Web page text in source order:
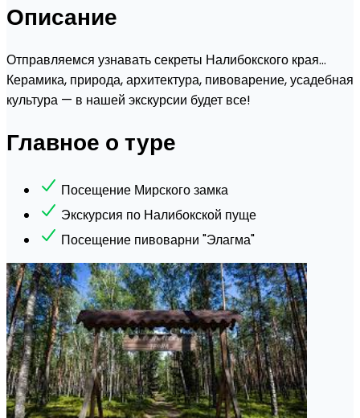
Описание
Отправляемся узнавать секреты Налибокского края…
Керамика, природа, архитектура, пивоварение, усадебная
культура — в нашей экскурсии будет все!
Главное о туре
Посещение Мирского замка
Экскурсия по Налибокской пуще
Посещение пивоварни "Элагма"